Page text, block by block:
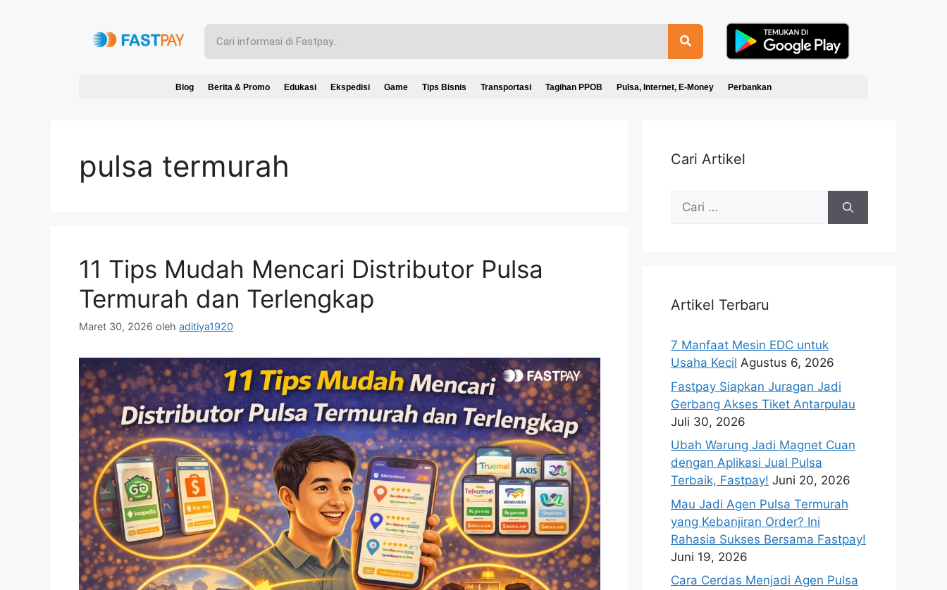
Blog Berita & Promo Edukasi Ekspedisi Game Tips Bisnis Transportasi Tagihan PPOB Pulsa, Internet, E-Money Perbankan
pulsa termurah
11 Tips Mudah Mencari Distributor Pulsa
Termurah dan Terlengkap
Maret 30, 2026 oleh aditiya1920
Cari Artikel
Artikel Terbaru
7 Manfaat Mesin EDC untuk
Usaha Kecil Agustus 6, 2026
Fastpay Siapkan Juragan Jadi
Gerbang Akses Tiket Antarpulau
Juli 30, 2026
Ubah Warung Jadi Magnet Cuan
dengan Aplikasi Jual Pulsa
Terbaik, Fastpay! Juni 20, 2026
Mau Jadi Agen Pulsa Termurah
yang Kebanjiran Order? Ini
Rahasia Sukses Bersama Fastpay!
Juni 19, 2026
Cara Cerdas Menjadi Agen Pulsa